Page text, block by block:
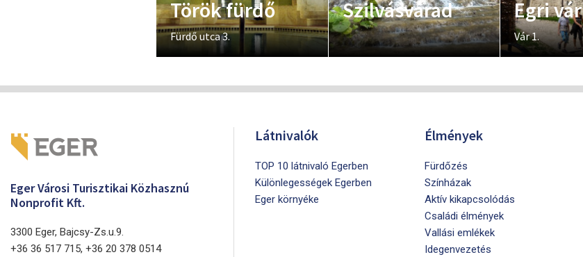
Török fürdő
Fürdő utca 3.
Szilvásvárad Egri vár
Vár 1.
Eger Városi Turisztikai Közhasznú
Nonprofit Kft.
3300 Eger, Bajcsy-Zs.u.9.
+36 36 517 715, +36 20 378 0514
Látnivalók
TOP 10 látnivaló Egerben
Különlegességek Egerben
Eger környéke
Élmények
Fürdőzés
Színházak
Aktív kikapcsolódás
Családi élmények
Vallási emlékek
Idegenvezetés